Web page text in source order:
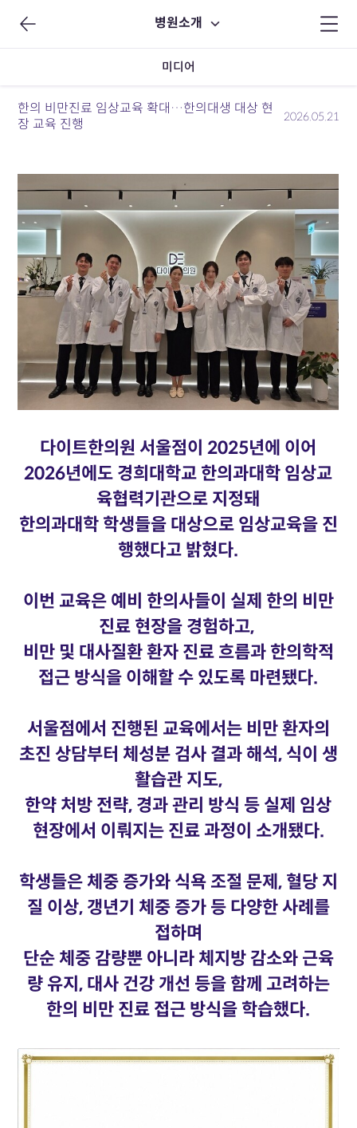
병원소개
미디어
한의 비만진료 임상교육 확대…한의대생 대상 현
장 교육 진행
2026.05.21
다이트한의원 서울점이 2025년에 이어
2026년에도 경희대학교 한의과대학 임상교
육협력기관으로 지정돼
한의과대학 학생들을 대상으로 임상교육을 진
행했다고 밝혔다.
이번 교육은 예비 한의사들이 실제 한의 비만
진료 현장을 경험하고,
비만 및 대사질환 환자 진료 흐름과 한의학적
접근 방식을 이해할 수 있도록 마련됐다.
서울점에서 진행된 교육에서는 비만 환자의
초진 상담부터 체성분 검사 결과 해석, 식이 생
활습관 지도,
한약 처방 전략, 경과 관리 방식 등 실제 임상
현장에서 이뤄지는 진료 과정이 소개됐다.
학생들은 체중 증가와 식욕 조절 문제, 혈당 지
질 이상, 갱년기 체중 증가 등 다양한 사례를
접하며
단순 체중 감량뿐 아니라 체지방 감소와 근육
량 유지, 대사 건강 개선 등을 함께 고려하는
한의 비만 진료 접근 방식을 학습했다.